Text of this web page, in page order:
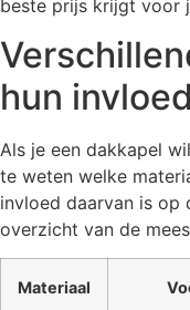
beste prijs krijgt voor
hun
Als je een dakkapel
te weten welke
invloed daarvan is op
overzicht van de
Materiaal